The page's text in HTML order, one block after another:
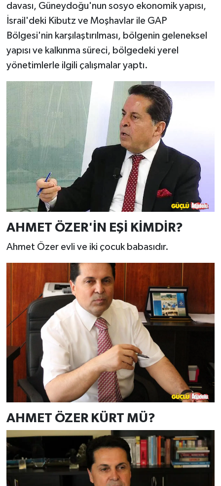
davası, Güneydoğu'nun sosyo ekonomik yapısı,
İsrail'deki Kibutz ve Moşhavlar ile GAP
Bölgesi'nin karşılaştırılması, bölgenin geleneksel
yapısı ve kalkınma süreci, bölgedeki yerel
yönetimlerle ilgili çalışmalar yaptı.
AHMET ÖZER'İN EŞİ KİMDİR?
Ahmet Özer evli ve iki çocuk babasıdır.
AHMET ÖZER KÜRT MÜ?